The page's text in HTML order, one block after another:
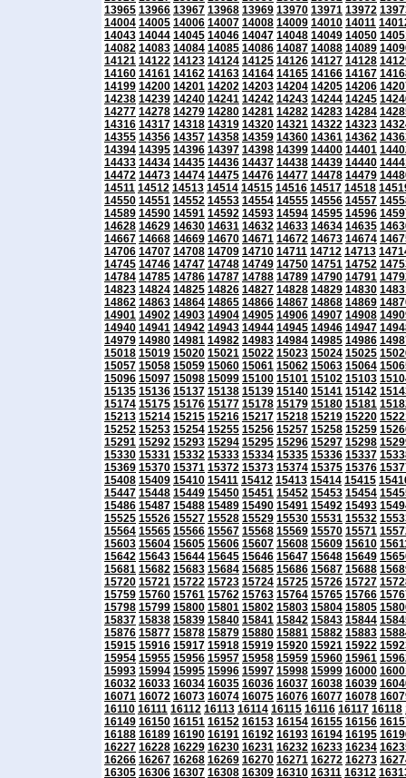
13965 13966 13967 13968 13969 13970 13971 13972
14004 14005 14006 14007 14008 14009 14010 14011
14043 14044 14045 14046 14047 14048 14049 14050
14082 14083 14084 14085 14086 14087 14088 14089
14121 14122 14123 14124 14125 14126 14127 14128
14160 14161 14162 14163 14164 14165 14166 14167
14199 14200 14201 14202 14203 14204 14205 14206
14238 14239 14240 14241 14242 14243 14244 14245
14277 14278 14279 14280 14281 14282 14283 14284
14316 14317 14318 14319 14320 14321 14322 14323
14355 14356 14357 14358 14359 14360 14361 14362
14394 14395 14396 14397 14398 14399 14400 14401
14433 14434 14435 14436 14437 14438 14439 14440
14472 14473 14474 14475 14476 14477 14478 14479
14511 14512 14513 14514 14515 14516 14517 14518
14550 14551 14552 14553 14554 14555 14556 14557
14589 14590 14591 14592 14593 14594 14595 14596
14628 14629 14630 14631 14632 14633 14634 14635
14667 14668 14669 14670 14671 14672 14673 14674
14706 14707 14708 14709 14710 14711 14712 14713
14745 14746 14747 14748 14749 14750 14751 14752
14784 14785 14786 14787 14788 14789 14790 14791
14823 14824 14825 14826 14827 14828 14829 14830
14862 14863 14864 14865 14866 14867 14868 14869
14901 14902 14903 14904 14905 14906 14907 14908
14940 14941 14942 14943 14944 14945 14946 14947
14979 14980 14981 14982 14983 14984 14985 14986
15018 15019 15020 15021 15022 15023 15024 15025
15057 15058 15059 15060 15061 15062 15063 15064
15096 15097 15098 15099 15100 15101 15102 15103
15135 15136 15137 15138 15139 15140 15141 15142
15174 15175 15176 15177 15178 15179 15180 15181
15213 15214 15215 15216 15217 15218 15219 15220
15252 15253 15254 15255 15256 15257 15258 15259
15291 15292 15293 15294 15295 15296 15297 15298
15330 15331 15332 15333 15334 15335 15336 15337
15369 15370 15371 15372 15373 15374 15375 15376
15408 15409 15410 15411 15412 15413 15414 15415
15447 15448 15449 15450 15451 15452 15453 15454
15486 15487 15488 15489 15490 15491 15492 15493
15525 15526 15527 15528 15529 15530 15531 15532
15564 15565 15566 15567 15568 15569 15570 15571
15603 15604 15605 15606 15607 15608 15609 15610
15642 15643 15644 15645 15646 15647 15648 15649
15681 15682 15683 15684 15685 15686 15687 15688
15720 15721 15722 15723 15724 15725 15726 15727
15759 15760 15761 15762 15763 15764 15765 15766
15798 15799 15800 15801 15802 15803 15804 15805
15837 15838 15839 15840 15841 15842 15843 15844
15876 15877 15878 15879 15880 15881 15882 15883
15915 15916 15917 15918 15919 15920 15921 15922
15954 15955 15956 15957 15958 15959 15960 15961
15993 15994 15995 15996 15997 15998 15999 16000
16032 16033 16034 16035 16036 16037 16038 16039
16071 16072 16073 16074 16075 16076 16077 16078
16110 16111 16112 16113 16114 16115 16116 16117 16118
16149 16150 16151 16152 16153 16154 16155 16156
16188 16189 16190 16191 16192 16193 16194 16195
16227 16228 16229 16230 16231 16232 16233 16234
16266 16267 16268 16269 16270 16271 16272 16273
16305 16306 16307 16308 16309 16310 16311 16312